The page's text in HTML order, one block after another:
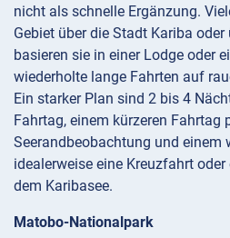
nicht als schnelle Ergänzung.
Gebiet über die Stadt Kariba
basieren sie in einer Lodge oder
wiederholte lange Fahrten auf
Ein starker Plan sind 2 bis 4
Fahrtag, einem kürzeren Fahrtag
Seerandbeobachtung und einem
idealerweise eine Kreuzfahrt
dem Karibasee.
Matobo-Nationalpark